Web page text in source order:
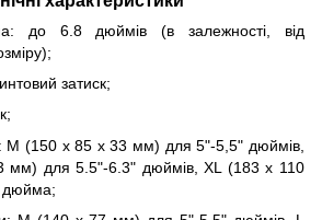
до 6.8 дюймів (в залежності, від
затиск;
М (150 х 85 х 33 мм) для 5"-5,5" дюймів,
мм) для 5.5"-6.3" дюймів, XL (183 х 110
дюйма;